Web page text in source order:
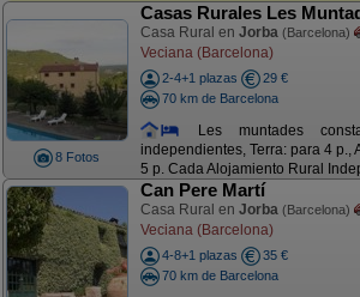
8 Fotos
Casas Rurales Les
Casa Rural en Jorba (Barcelona)
Veciana (Barcelona)
2-4+1 plazas
29 €
70 km de Barcelona
Les muntades
independientes, Terra: para 4 p.,
5 p. Cada Alojamiento Rural
Can Pere Martí
Casa Rural en Jorba (Barcelona)
Veciana (Barcelona)
4-8+1 plazas
35 €
70 km de Barcelona